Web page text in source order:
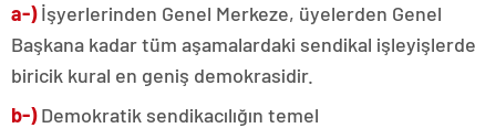
a-)İşyerlerinden Genel Merkeze, üyelerden Genel
Başkana kadar tüm aşamalardaki sendikal işleyişlerde
biricik kural en geniş demokrasidir.
b-)Demokratik sendikacılığın temel